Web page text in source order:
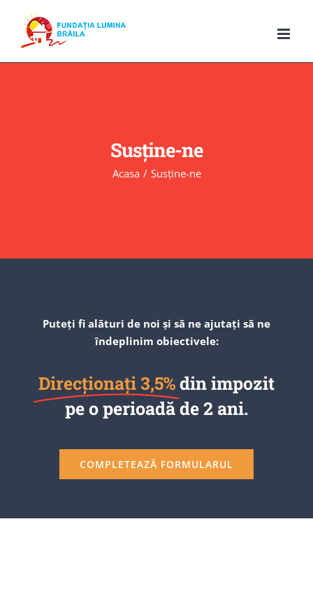
Susține-ne
Acasa Susține-ne
Puteți fi alături de noi și să ne ajutați să ne
îndeplinim obiectivele:
Direcționați 3,5%din impozit
pe o perioadă de 2 ani.
COMPLETEAZĂ FORMULARUL